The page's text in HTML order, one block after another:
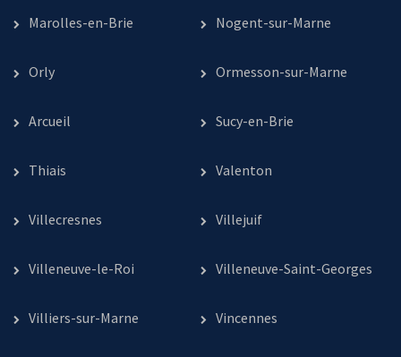
Marolles-en-Brie Nogent-sur-Marne
Orly Ormesson-sur-Marne
Arcueil Sucy-en-Brie
Thiais Valenton
Villecresnes Villejuif
Villeneuve-le-Roi Villeneuve-Saint-Georges
Villiers-sur-Marne Vincennes